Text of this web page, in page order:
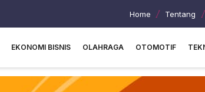
Home Tentang
EKONOMI BISNIS OLAHRAGA OTOMOTIF